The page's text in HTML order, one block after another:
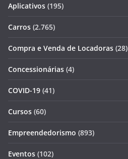
Aplicativos (195)
Carros (2.765)
Compra e Venda de Locadoras (28)
Concessionárias (4)
COVID-19 (41)
Cursos (60)
Empreendedorismo (893)
Eventos (102)